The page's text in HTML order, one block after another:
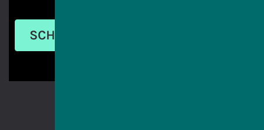
SCHREIBEN SIE UNS